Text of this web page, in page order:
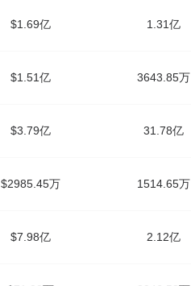
$1.69亿 1.31亿
$1.51亿 3643.85万
$3.79亿 31.78亿
$2985.45万 1514.65万
$7.98亿 2.12亿